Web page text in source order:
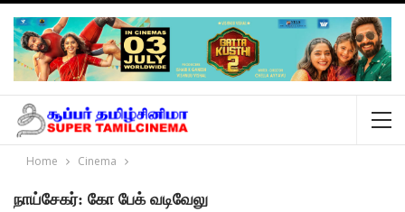
Home Cinema
நாய்சேகர்: கோ பேக் வடிவேலு